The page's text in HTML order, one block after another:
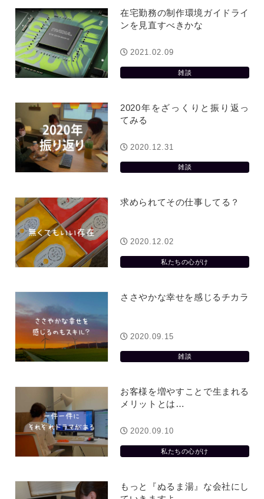
在宅勤務の制作環境ガイドライ
ンを見直すべきかな
雑談
2021.02.09
2020年をざっくりと振り返っ
てみる
雑談
2020.12.31
求められてその仕事してる？
私たちの心がけ
2020.12.02
ささやかな幸せを感じるチカラ
雑談
2020.09.15
お客様を増やすことで生まれる
メリットとは…
私たちの心がけ
2020.09.10
もっと『ぬるま湯』な会社にし